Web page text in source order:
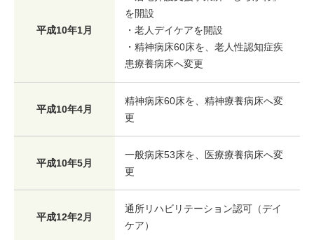
平成10年1月
を開設
・老人デイケアを開設
・精神病床60床を、老人性認知症疾
患療養病床へ変更
平成10年4月
精神病床60床を、精神療養病床へ変
更
平成10年5月
一般病床53床を、医療療養病床へ変
更
平成12年2月
通所リハビリテーション認可（デイ
ケア）